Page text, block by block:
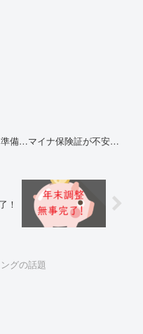
備…マイナ保険証が不安…
！
グの話題